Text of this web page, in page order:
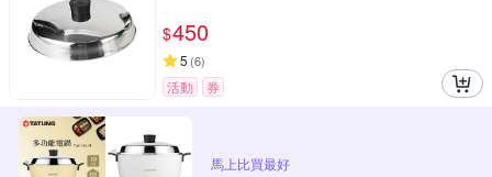
$450
5 (6)
活動 券
馬上比買最好